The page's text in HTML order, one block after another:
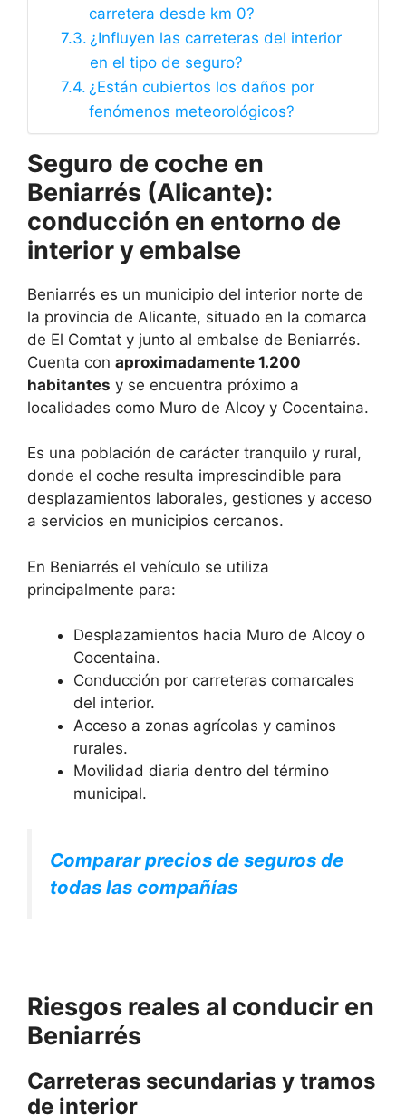
carretera desde km 0?
¿Influyen las carreteras del interior
en el tipo de seguro?
¿Están cubiertos los daños por
fenómenos meteorológicos?
Seguro de coche en
Beniarrés (Alicante):
conducción en entorno de
interior y embalse
Beniarrés es un municipio del interior norte de
la provincia de Alicante, situado en la comarca
de El Comtat y junto al embalse de Beniarrés.
Cuenta con aproximadamente 1.200
habitantes y se encuentra próximo a
localidades como Muro de Alcoy y Cocentaina.
Es una población de carácter tranquilo y rural,
donde el coche resulta imprescindible para
desplazamientos laborales, gestiones y acceso
a servicios en municipios cercanos.
En Beniarrés el vehículo se utiliza
principalmente para:
Desplazamientos hacia Muro de Alcoy o
Cocentaina.
Conducción por carreteras comarcales
del interior.
Acceso a zonas agrícolas y caminos
rurales.
Movilidad diaria dentro del término
municipal.
Comparar precios de seguros de
todas las compañías
Riesgos reales al conducir en
Beniarrés
Carreteras secundarias y tramos
de interior